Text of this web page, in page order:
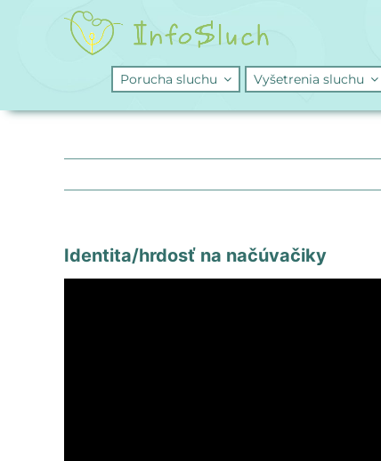
Porucha sluchu Vyšetrenia sluchu
Identita/hrdosť na načúvačiky